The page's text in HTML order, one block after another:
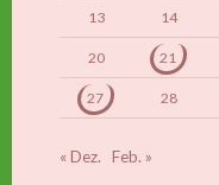
13 14
20 21
27 28
« Dez. Feb. »